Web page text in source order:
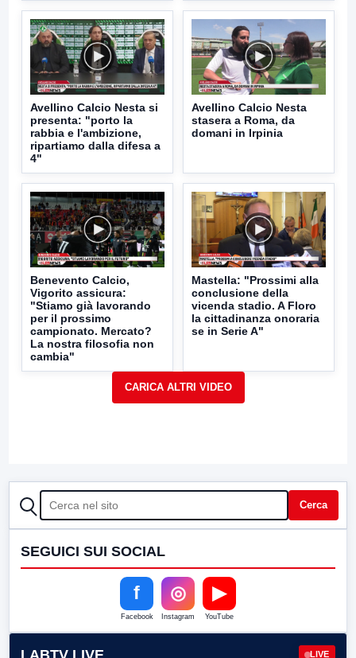
Avellino Calcio Nesta si
presenta: "porto la
rabbia e l'ambizione,
ripartiamo dalla difesa a
4"
Avellino Calcio Nesta
stasera a Roma, da
domani in Irpinia
Benevento Calcio,
Vigorito assicura:
"Stiamo già lavorando
per il prossimo
campionato. Mercato?
La nostra filosofia non
cambia"
Mastella: "Prossimi alla
conclusione della
vicenda stadio. A Floro
la cittadinanza onoraria
se in Serie A"
CERCA Cerca
SEGUICI SUI SOCIAL
f
Facebook
◎
Instagram
▶
YouTube
LABTV LIVE LIVE